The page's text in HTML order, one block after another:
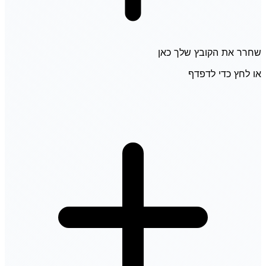
שחרר את הקובץ שלך כאן
או לחץ כדי לדפדף